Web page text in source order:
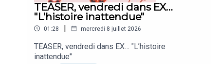
TEASER, vendredi dans EX…
"L’histoire inattendue"
01:28 | mercredi 8 juillet 2026
TEASER, vendredi dans EX… "L’histoire
inattendue"